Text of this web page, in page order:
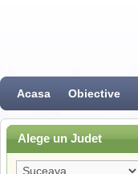
Acasa Obiective
Alege un Judet